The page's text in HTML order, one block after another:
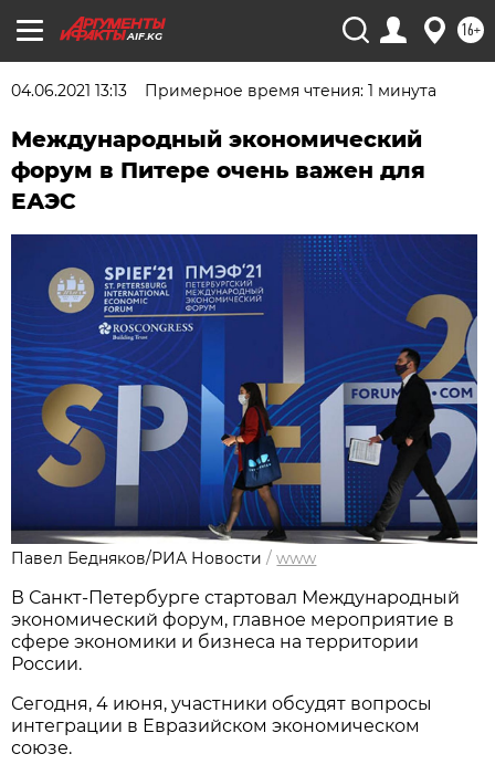
AIF.KG 16+
04.06.2021 13:13 Примерное время чтения: 1 минута
Международный экономический
форум в Питере очень важен для
ЕАЭС
Павел Бедняков/РИА Новости /www
В Санкт-Петербурге стартовал Международный
экономический форум, главное мероприятие в
сфере экономики и бизнеса на территории
России.
Сегодня, 4 июня, участники обсудят вопросы
интеграции в Евразийском экономическом
союзе.